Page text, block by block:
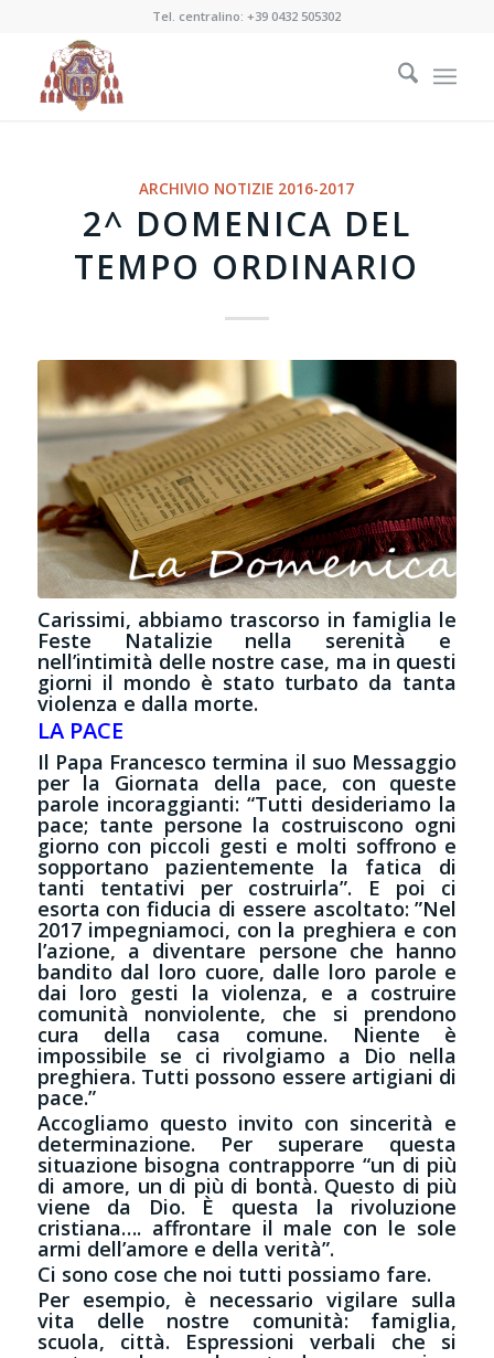
Tel. centralino:+39 0432 505302
ARCHIVIO NOTIZIE 2016-2017
2^ DOMENICA DEL
TEMPO ORDINARIO
Carissimi, abbiamo trascorso in famiglia le
Feste Natalizie nella serenità e
nell’intimità delle nostre case, ma in questi
giorni il mondo è stato turbato da tanta
violenza e dalla morte.
LA PACE
Il Papa Francesco termina il suo Messaggio
per la Giornata della pace, con queste
parole incoraggianti: “Tutti desideriamo la
pace; tante persone la costruiscono ogni
giorno con piccoli gesti e molti soffrono e
sopportano pazientemente la fatica di
tanti tentativi per costruirla”. E poi ci
esorta con fiducia di essere ascoltato: ”Nel
2017 impegniamoci, con la preghiera e con
l’azione, a diventare persone che hanno
bandito dal loro cuore, dalle loro parole e
dai loro gesti la violenza, e a costruire
comunità nonviolente, che si prendono
cura della casa comune. Niente è
impossibile se ci rivolgiamo a Dio nella
preghiera. Tutti possono essere artigiani di
pace.”
Accogliamo questo invito con sincerità e
determinazione. Per superare questa
situazione bisogna contrapporre “un di più
di amore, un di più di bontà. Questo di più
viene da Dio. È questa la rivoluzione
cristiana…. affrontare il male con le sole
armi dell’amore e della verità”.
Ci sono cose che noi tutti possiamo fare.
Per esempio, è necessario vigilare sulla
vita delle nostre comunità: famiglia,
scuola, città. Espressioni verbali che si